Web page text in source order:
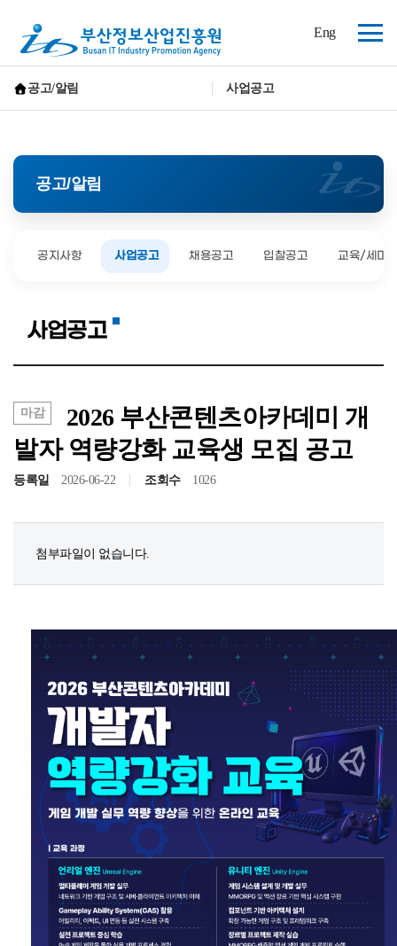
(재)
부
산
정
보
산
업
Eng
체
공고/알림 사업공고
공고/알림
공지사항 사업공고 채용공고 입찰공고 교육/세미
사업공고
마감
2026 부산콘텐츠아카데미 개
발자 역량강화 교육생 모집 공고
등록일 2026-06-22 조회수 1026
첨부파일이 없습니다.